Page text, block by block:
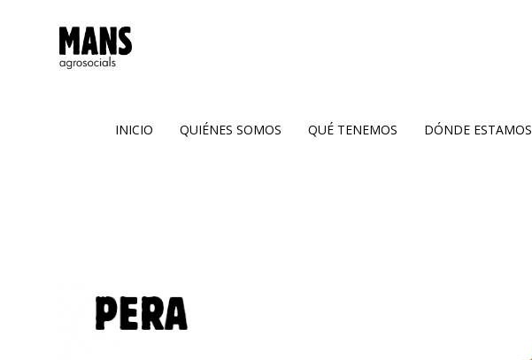
INICIO QUIÉNES SOMOS QUÉ TENEMOS DÓNDE ESTAMOS